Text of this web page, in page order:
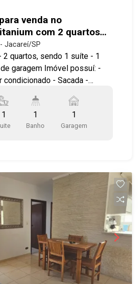
venda no
com 2 quartos
m² - No bairro
- Jacareí
Jacareí/SP
2 quartos, sendo 1 suíte - 1
Imóvel possuí: -
condicionado - Sacada -
com localização
a supermercados,
#Jacarei
1 1
Banho
1
Garagem